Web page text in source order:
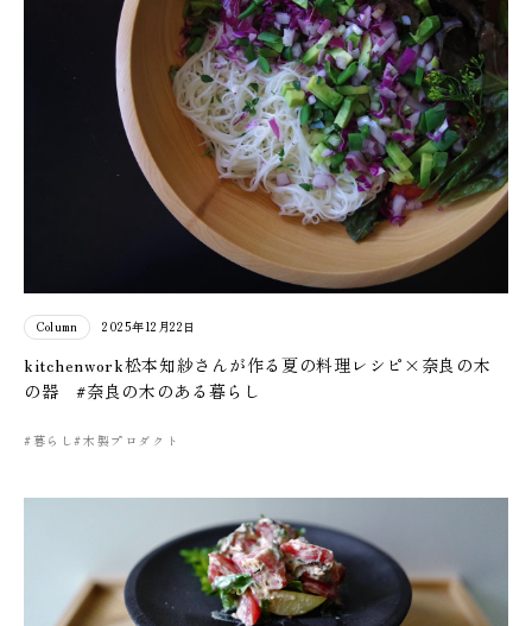
Column 2025年12月22日
kitchenwork松本知紗さんが作る夏の料理レシピ×奈良の木
の器 #奈良の木のある暮らし
#暮らし#木製プロダクト